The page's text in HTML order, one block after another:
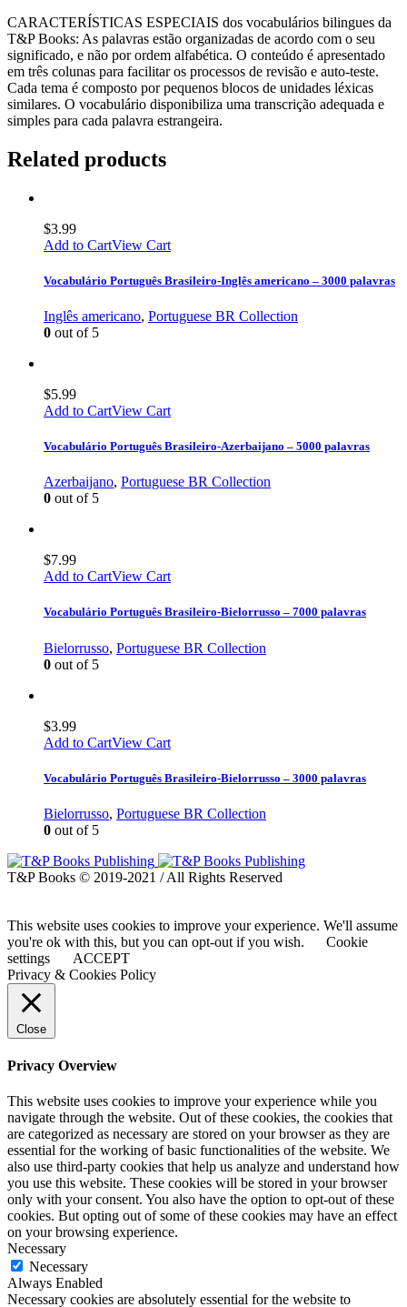
CARACTERÍSTICAS ESPECIAIS dos vocabulários bilingues da
T&P Books: As palavras estão organizadas de acordo com o seu
significado, e não por ordem alfabética. O conteúdo é apresentado
em três colunas para facilitar os processos de revisão e auto-teste.
Cada tema é composto por pequenos blocos de unidades léxicas
similares. O vocabulário disponibiliza uma transcrição adequada e
simples para cada palavra estrangeira.
Related products
$3.99
Add to CartView Cart
Vocabulário Português Brasileiro-Inglês americano – 3000 palavras
Inglês americano, Portuguese BR Collection
0 out of 5
$5.99
Add to CartView Cart
Vocabulário Português Brasileiro-Azerbaijano – 5000 palavras
Azerbaijano, Portuguese BR Collection
0 out of 5
$7.99
Add to CartView Cart
Vocabulário Português Brasileiro-Bielorrusso – 7000 palavras
Bielorrusso, Portuguese BR Collection
0 out of 5
$3.99
Add to CartView Cart
Vocabulário Português Brasileiro-Bielorrusso – 3000 palavras
Bielorrusso, Portuguese BR Collection
0 out of 5
T&P Books © 2019-2021 / All Rights Reserved
This website uses cookies to improve your experience. We'll assume
you're ok with this, but you can opt-out if you wish.
Cookie
settings
ACCEPT
Privacy & Cookies Policy
Close
Privacy Overview
This website uses cookies to improve your experience while you
navigate through the website. Out of these cookies, the cookies that
are categorized as necessary are stored on your browser as they are
essential for the working of basic functionalities of the website. We
also use third-party cookies that help us analyze and understand how
you use this website. These cookies will be stored in your browser
only with your consent. You also have the option to opt-out of these
cookies. But opting out of some of these cookies may have an effect
on your browsing experience.
Necessary
Necessary
Always Enabled
Necessary cookies are absolutely essential for the website to